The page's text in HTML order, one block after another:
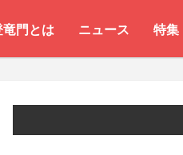
竜門とは ニュース 特集